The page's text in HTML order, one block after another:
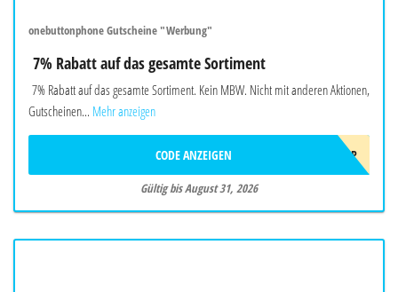
onebuttonphone Gutscheine "Werbung"
7% Rabatt auf das gesamte Sortiment
7% Rabatt auf das gesamte Sortiment. Kein MBW. Nicht mit anderen Aktionen,
Gutscheinen... Mehr anzeigen
SOMMER2026OBP
CODE ANZEIGEN
Gültig bis August 31, 2026